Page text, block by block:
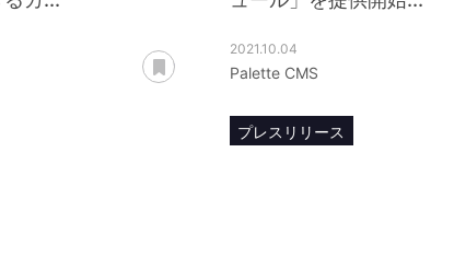
あとで読む
2021.10.04
Palette CMS
プレスリリース